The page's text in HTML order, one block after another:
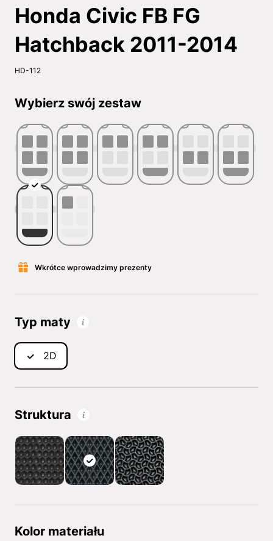
Honda Civic FB FG
Hatchback 2011-2014
HD-112
Wybierz swój zestaw
Wkrótce wprowadzimy prezenty
Typ maty
2D
Struktura
Kolor materiału